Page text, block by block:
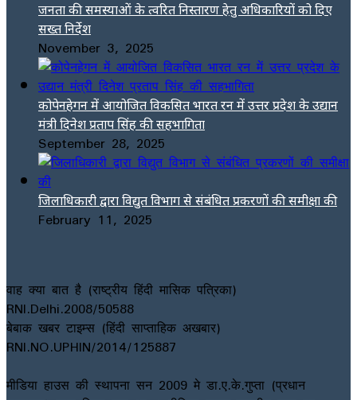
जनता की समस्याओं के त्वरित निस्तारण हेतु अधिकारियों को दिए
सख्त निर्देश
November 3, 2025
कोपेनहेगन में आयोजित विकसित भारत रन में उत्तर प्रदेश के उद्यान
मंत्री दिनेश प्रताप सिंह की सहभागिता
September 28, 2025
जिलाधिकारी द्वारा विद्युत विभाग से संबंधित प्रकरणों की समीक्षा की
February 11, 2025
वाह क्या बात है (राष्ट्रीय हिंदी मासिक पत्रिका)
RNI.Delhi.2008/50588
बेबाक खबर टाइम्स (हिंदी साप्ताहिक अखबार)
RNI.NO.UPHIN/2014/125887
मीडिया हाउस की स्थापना सन 2009 मे डा.ए.के.गुप्ता (प्रधान